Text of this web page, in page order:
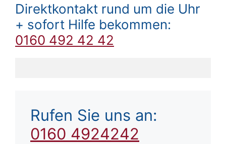
Direktkontakt rund um die Uhr
+ sofort Hilfe bekommen:
0160 492 42 42
Rufen Sie uns an:
0160 4924242